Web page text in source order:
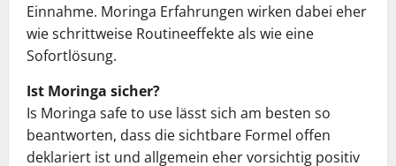
Einnahme. Moringa Erfahrungen wirken dabei eher
wie schrittweise Routineeffekte als wie eine
Sofortlösung.
Ist Moringa sicher?
Is Moringa safe to use lässt sich am besten so
beantworten, dass die sichtbare Formel offen
deklariert ist und allgemein eher vorsichtig positiv